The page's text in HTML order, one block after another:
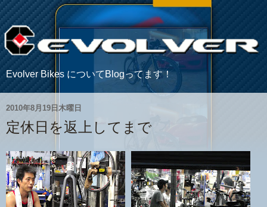
Evolver Bikes についてBlogってます！
2010年8月19日木曜日
定休日を返上してまで